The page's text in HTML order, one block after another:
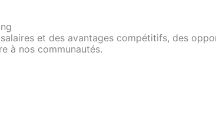
& CONSTRUCTION
et des avantages compétitifs, des
à nos communautés.